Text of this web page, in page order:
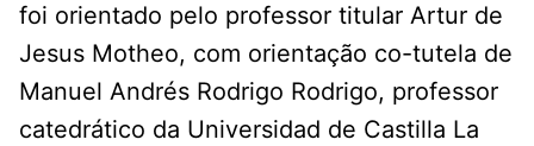
foi orientado pelo professor titular Artur de
Jesus Motheo, com orientação co-tutela de
Manuel Andrés Rodrigo Rodrigo, professor
catedrático da Universidad de Castilla La